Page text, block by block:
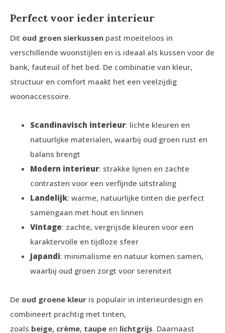
Perfect voor ieder interieur
Dit oud groen sierkussen past moeiteloos in
verschillende woonstijlen en is ideaal als kussen voor de
bank, fauteuil of het bed. De combinatie van kleur,
structuur en comfort maakt het een veelzijdig
woonaccessoire.
Scandinavisch interieur: lichte kleuren en
natuurlijke materialen, waarbij oud groen rust en
balans brengt
Modern interieur: strakke lijnen en zachte
contrasten voor een verfijnde uitstraling
Landelijk: warme, natuurlijke tinten die perfect
samengaan met hout en linnen
Vintage: zachte, vergrijsde kleuren voor een
karaktervolle en tijdloze sfeer
Japandi: minimalisme en natuur komen samen,
waarbij oud groen zorgt voor sereniteit
De oud groene kleur is populair in interieurdesign en
combineert prachtig met tinten,
zoals beige, crème, taupe en lichtgrijs. Daarnaast